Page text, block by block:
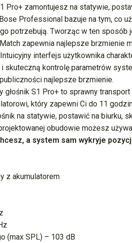
Pro+ zamontujesz na statywie,
Professional bazuje na tym, co
potrzebują. Tworząc w ten
zapewnia najlepsze brzmienie
interfejs użytkownika
kontrolę parametrów
najlepsze brzmienie.
S1 Pro+ to sprawny
który zapewni Ci do 11
na statywie, postawić na biurku,
obudowie możesz
a system sam wykryje
z akumulatorem
(max SPL) – 103 dB